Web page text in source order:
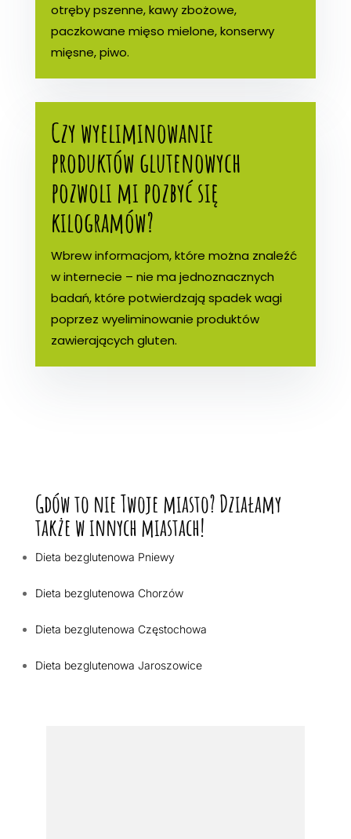
otręby pszenne, kawy zbożowe,
paczkowane mięso mielone, konserwy
mięsne, piwo.
Czy wyeliminowanie
produktów glutenowych
pozwoli mi pozbyć się
kilogramów?
Wbrew informacjom, które można znaleźć
w internecie – nie ma jednoznacznych
badań, które potwierdzają spadek wagi
poprzez wyeliminowanie produktów
zawierających gluten.
Gdów to nie Twoje miasto? Działamy
także w innych miastach!
Dieta bezglutenowa Pniewy
Dieta bezglutenowa Chorzów
Dieta bezglutenowa Częstochowa
Dieta bezglutenowa Jaroszowice